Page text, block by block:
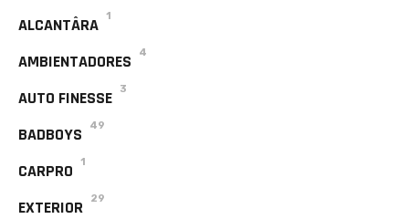
ALCANTÂRA 1
AMBIENTADORES 4
AUTO FINESSE 3
BADBOYS 49
CARPRO 1
EXTERIOR 29